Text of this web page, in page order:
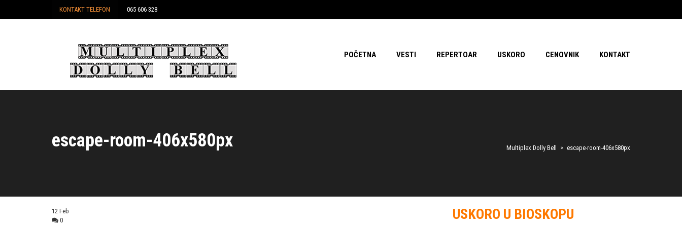
KONTAKT TELEFON 065 606 328
POČETNA VESTI REPERTOAR USKORO CENOVNIK KONTAKT
escape-room-406x580px Multiplex Dolly Bell > escape-room-406x580px
12 Feb
0
USKORO U BIOSKOPU